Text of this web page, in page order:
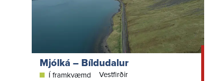
Mjólká – Bíldudalur
Í framkvæmd Vestfirðir